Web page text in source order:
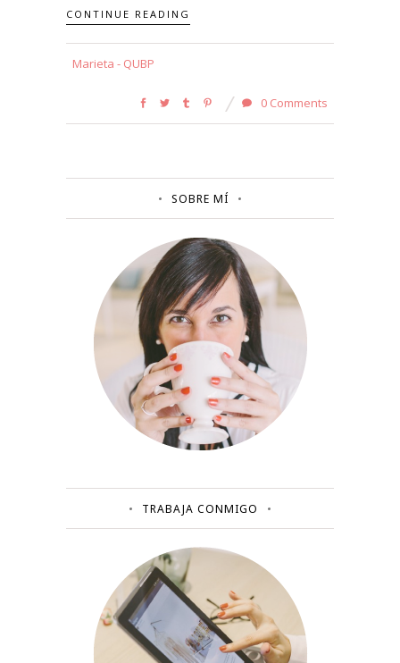
CONTINUE READING
Marieta - QUBP
0 Comments
SOBRE MÍ
TRABAJA CONMIGO